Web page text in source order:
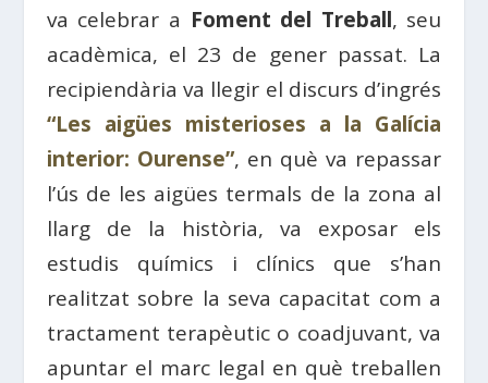
va celebrar a Foment del Treball, seu
acadèmica, el 23 de gener passat. La
recipiendària va llegir el discurs d’ingrés
“Les aigües misterioses a la Galícia
interior: Ourense”, en què va repassar
l’ús de les aigües termals de la zona al
llarg de la història, va exposar els
estudis químics i clínics que s’han
realitzat sobre la seva capacitat com a
tractament terapèutic o coadjuvant, va
apuntar el marc legal en què treballen